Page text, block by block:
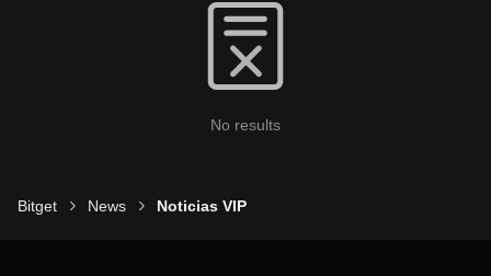
No results
Bitget News Noticias VIP